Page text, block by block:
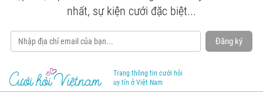
nhất, sự kiện cưới đặc biệt...
Đăng ký
Trang thông tin cưới hỏi
uy tín ở Việt Nam